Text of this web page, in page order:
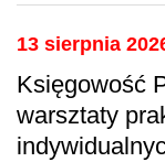
13 sierpnia
Księgowość
warsztaty